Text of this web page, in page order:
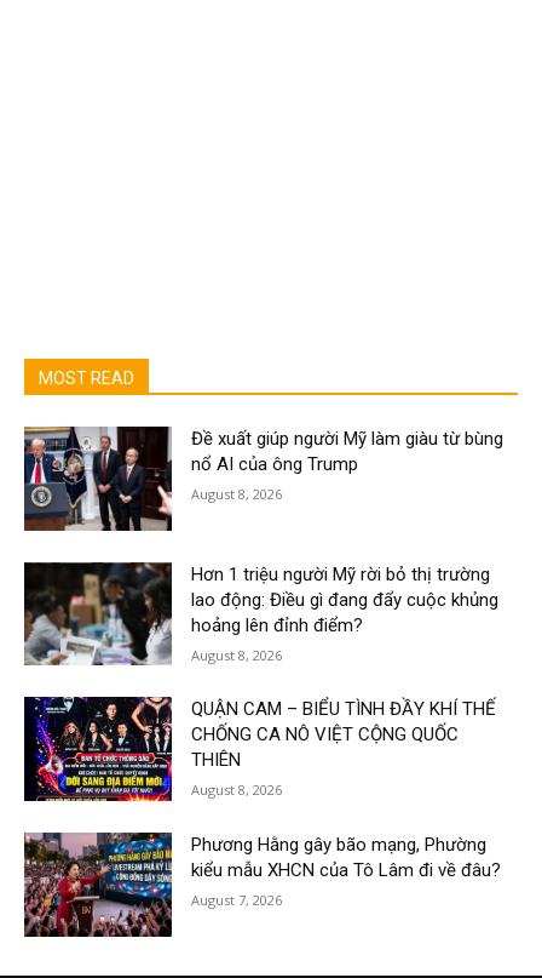
MOST READ
Đề xuất giúp người Mỹ làm giàu từ bùng
nổ AI của ông Trump
August 8, 2026
Hơn 1 triệu người Mỹ rời bỏ thị trường
lao động: Điều gì đang đẩy cuộc khủng
hoảng lên đỉnh điểm?
August 8, 2026
QUẬN CAM – BIỂU TÌNH ĐẦY KHÍ THẾ
CHỐNG CA NÔ VIỆT CỘNG QUỐC
THIÊN
August 8, 2026
Phương Hằng gây bão mạng, Phường
kiểu mẫu XHCN của Tô Lâm đi về đâu?
August 7, 2026